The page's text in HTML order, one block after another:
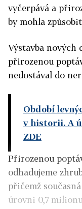
vyčerpává a
by mohla
Výstavba nových
přirozenou
nedostával do
Období
v historii. A
ZDE
Přirozenou
odhadujeme
přičemž
úrovni 0,7